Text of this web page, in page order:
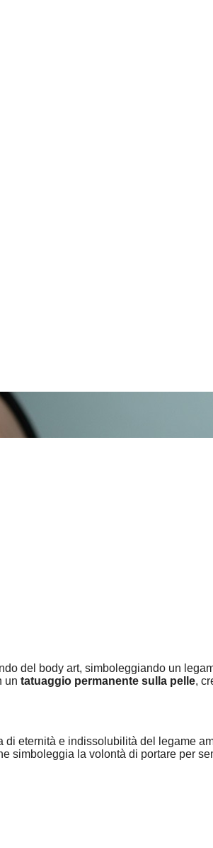
del body art, simboleggiando un
un tatuaggio permanente sulla pelle,
di eternità e indissolubilità del legame
simboleggia la volontà di portare per